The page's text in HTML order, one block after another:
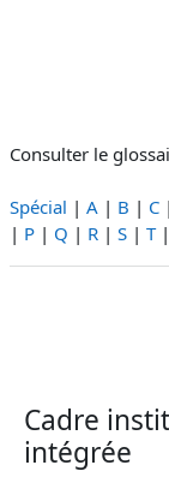
Consulter le
Spécial | A | B | C |
| P | Q | R | S | T|
Cadre
intégrée